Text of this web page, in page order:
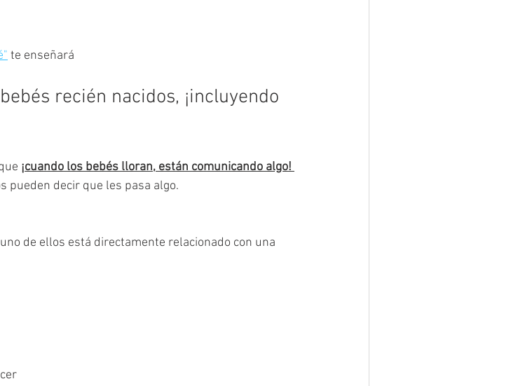
te enseñará
recién nacidos, ¡incluyendo
¡cuando los bebés lloran, están comunicando algo!
pueden decir que les pasa algo.
uno de ellos está directamente relacionado con una